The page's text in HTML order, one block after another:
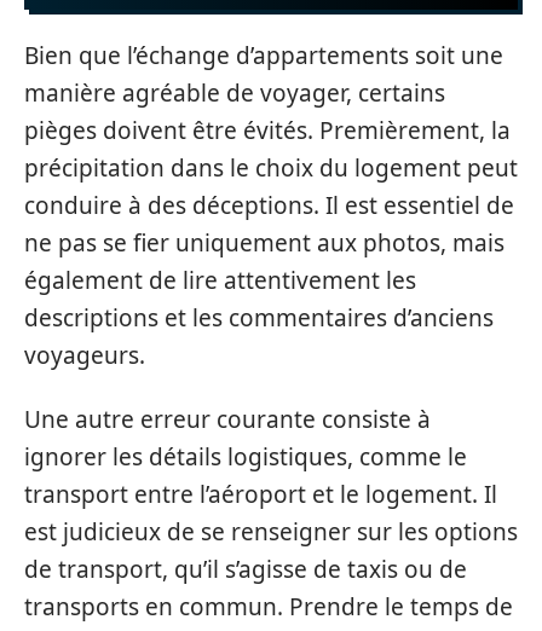
Bien que l’échange d’appartements soit une
manière agréable de voyager, certains
pièges doivent être évités. Premièrement, la
précipitation dans le choix du logement peut
conduire à des déceptions. Il est essentiel de
ne pas se fier uniquement aux photos, mais
également de lire attentivement les
descriptions et les commentaires d’anciens
voyageurs.
Une autre erreur courante consiste à
ignorer les détails logistiques, comme le
transport entre l’aéroport et le logement. Il
est judicieux de se renseigner sur les options
de transport, qu’il s’agisse de taxis ou de
transports en commun. Prendre le temps de